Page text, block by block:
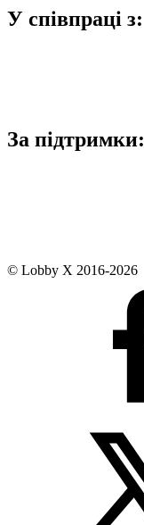
У співпраці з:
За підтримки:
© Lobby X 2016-2026